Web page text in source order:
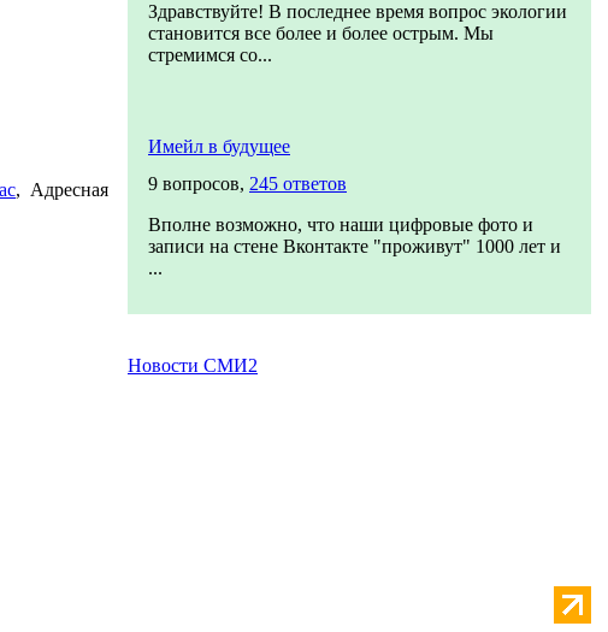
, Адресная
Здравствуйте! В последнее время вопрос экологии
становится все более и более острым. Мы
стремимся со...
Имейл в будущее
9 вопросов, 245 ответов
Вполне возможно, что наши цифровые фото и
записи на стене Вконтакте "проживут" 1000 лет и
...
Новости СМИ2